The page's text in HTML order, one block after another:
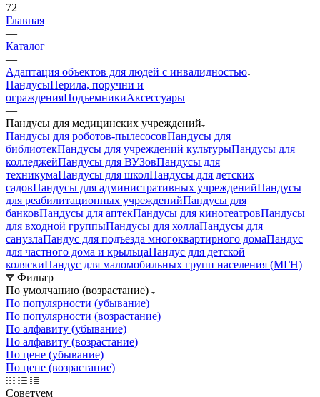
72
Главная
—
Каталог
—
Адаптация объектов для людей с инвалидностью
ПандусыПерила, поручни и
огражденияПодъемникиАксессуары
—
Пандусы для медицинских учреждений
Пандусы для роботов-пылесосовПандусы для
библиотекПандусы для учреждений культурыПандусы для
колледжейПандусы для ВУЗовПандусы для
техникумаПандусы для школПандусы для детских
садовПандусы для административных учрежденийПандусы
для реабилитационных учрежденийПандусы для
банковПандусы для аптекПандусы для кинотеатровПандусы
для входной группыПандусы для холлаПандусы для
санузлаПандус для подъезда многоквартирного домаПандус
для частного дома и крыльцаПандус для детской
коляскиПандус для маломобильных групп населения (МГН)
Фильтр
По умолчанию (возрастание)
По популярности (убывание)
По популярности (возрастание)
По алфавиту (убывание)
По алфавиту (возрастание)
По цене (убывание)
По цене (возрастание)
Советуем